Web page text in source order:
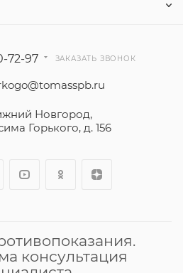
72-97 ЗАКАЗАТЬ ЗВОНОК
Новгород,
Горького, д. 156
консультация